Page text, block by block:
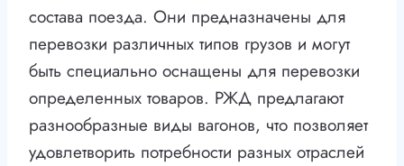
состава поезда. Они предназначены для
перевозки различных типов грузов и могут
быть специально оснащены для перевозки
определенных товаров. РЖД предлагают
разнообразные виды вагонов, что позволяет
удовлетворить потребности разных отраслей